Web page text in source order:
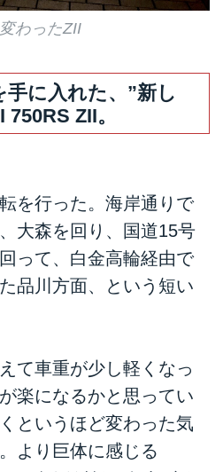
わったZII
に入れた、”新し
ZII。
を行った。海岸通りで
大森を回り、国道15号
って、白金高輪経由で
品川方面、という短い
て車重が少し軽くなっ
楽になるかと思ってい
というほど変わった気
より巨体に感じる